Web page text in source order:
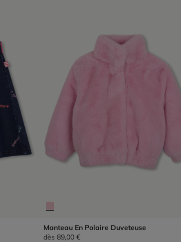
Manteau En Polaire Duveteuse
dès 89,00 €